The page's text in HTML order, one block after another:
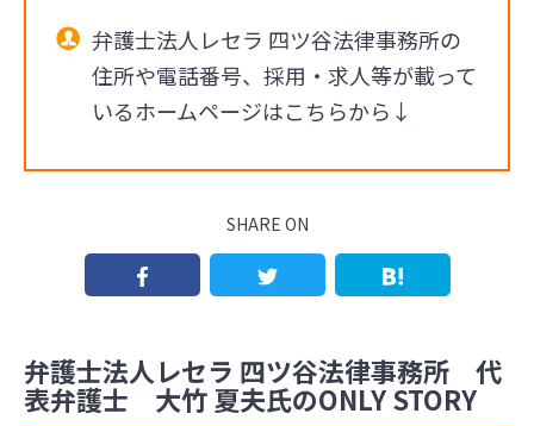
弁護士法人レセラ 四ツ谷法律事務所の
住所や電話番号、採用・求人等が載って
いるホームページはこちらから↓
SHARE ON
弁護士法人レセラ 四ツ谷法律事務所 代
表弁護士 大竹 夏夫氏のONLY STORY